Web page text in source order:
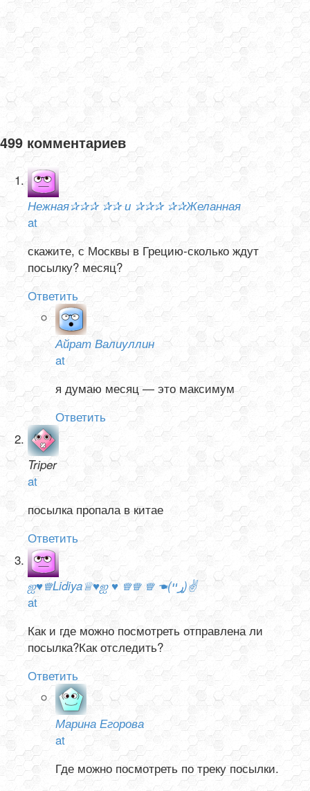
499 комментариев
Нежная✰✰✰ ✰✰ и ✰✰✰ ✰✰Желанная
at
скажите, с Москвы в Грецию-сколько ждут
посылку? месяц?
Ответить
Айрат Валиуллин
at
я думаю месяц — это максимум
Ответить
Triper
at
посылка пропала в китае
Ответить
ஐ♥♕Lidiya♕♥ஐ ♥ ♕♕ ♕ ☚(ړײ)✌
at
Как и где можно посмотреть отправлена ли
посылка?Как отследить?
Ответить
Марина Егорова
at
Где можно посмотреть по треку посылки.